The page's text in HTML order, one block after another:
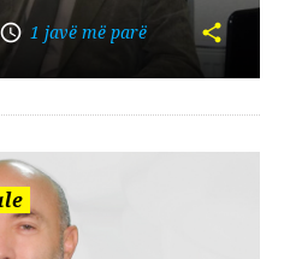
1 javë më parë